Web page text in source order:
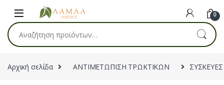
Skip to navigation
Skip to content
0
Αναζήτηση για:
Αρχική σελίδα ΑΝΤΙΜΕΤΩΠΙΣΗ ΤΡΩΚΤΙΚΩΝ